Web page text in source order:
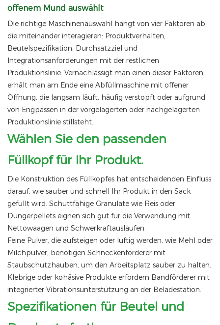
offenem Mund auswählt
Die richtige Maschinenauswahl hängt von vier Faktoren ab,
die miteinander interagieren: Produktverhalten,
Beutelspezifikation, Durchsatzziel und
Integrationsanforderungen mit der restlichen
Produktionslinie. Vernachlässigt man einen dieser Faktoren,
erhält man am Ende eine Abfüllmaschine mit offener
Öffnung, die langsam läuft, häufig verstopft oder aufgrund
von Engpässen in der vorgelagerten oder nachgelagerten
Produktionslinie stillsteht.
Wählen Sie den passenden
Füllkopf für Ihr Produkt.
Die Konstruktion des Füllkopfes hat entscheidenden Einfluss
darauf, wie sauber und schnell Ihr Produkt in den Sack
gefüllt wird. Schüttfähige Granulate wie Reis oder
Düngerpellets eignen sich gut für die Verwendung mit
Nettowaagen und Schwerkraftausläufen.
Feine Pulver, die aufsteigen oder luftig werden, wie Mehl oder
Milchpulver, benötigen Schneckenförderer mit
Staubschutzhauben, um den Arbeitsplatz sauber zu halten.
Klebrige oder kohäsive Produkte erfordern Bandförderer mit
integrierter Vibrationsunterstützung an der Beladestation.
Spezifikationen für Beutel und